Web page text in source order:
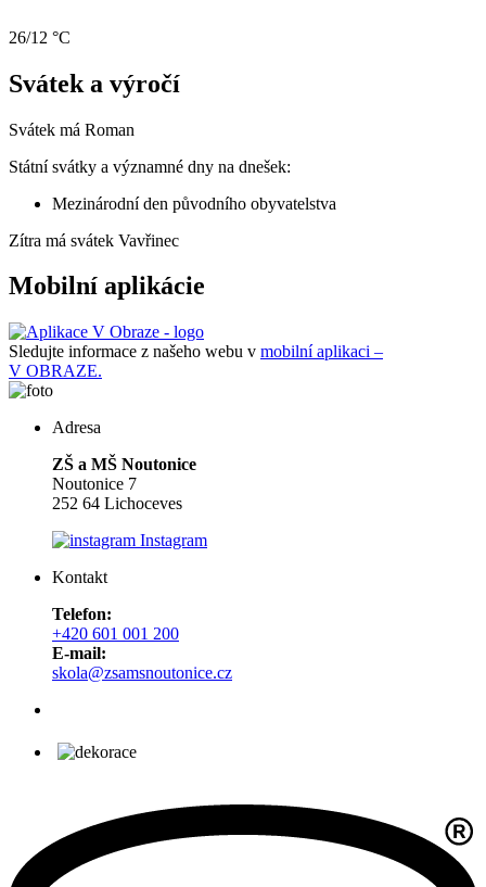
26/12 °C
Svátek a výročí
Svátek má Roman
Státní svátky a významné dny na dnešek:
Mezinárodní den původního obyvatelstva
Zítra má svátek Vavřinec
Mobilní aplikácie
Sledujte informace z našeho webu v mobilní aplikaci –
V OBRAZE.
Adresa
ZŠ a MŠ Noutonice
Noutonice 7
252 64 Lichoceves
Instagram
Kontakt
Telefon:
+420 601 001 200
E-mail:
skola@zsamsnoutonice.cz